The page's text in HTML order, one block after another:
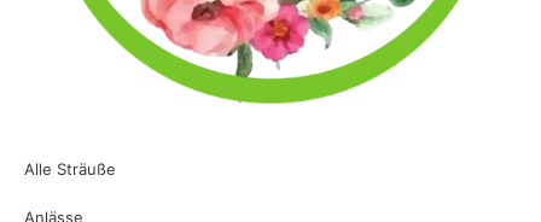
Alle Sträuße
Anlässe